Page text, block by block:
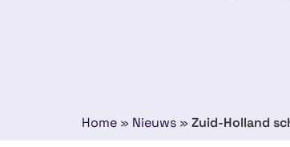
Home » Nieuws » Zuid-Holland